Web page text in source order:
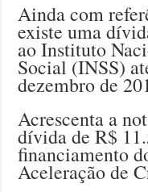
Ainda com
existe uma
ao Instituto
Social (INSS)
dezembro de
Acrescenta a
dívida de R$
financiamento
Aceleração de